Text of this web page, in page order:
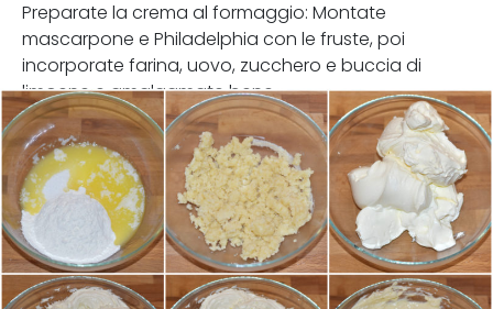
Preparate la crema al formaggio: Montate
mascarpone e Philadelphia con le fruste, poi
incorporate farina, uovo, zucchero e buccia di
limoene e amalgamate bene.